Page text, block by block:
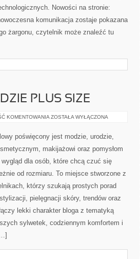
Nowości na stronie:
komunikacja zostaje pokazana
żargonu, czytelnik może znaleźć tu
PLUS SIZE
KOMENTOWANIA TRENDY
W
MODZIE
SIZE
ZOSTAŁA WYŁĄCZONA
poświęcony jest modzie, urodzie,
makijażowi oraz pomysłom
dla osób, które chcą czuć się
od rozmiaru. To miejsce stworzone z
którzy szukają prostych porad
pielęgnacji skóry, trendów oraz
lekki charakter bloga z tematyką
sylwetek, codziennym komfortem i